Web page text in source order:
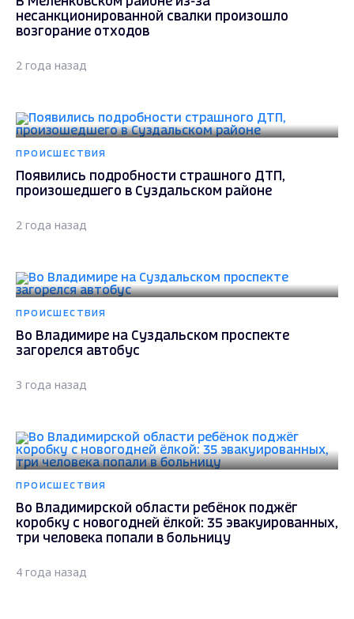
несанкционированной свалки произошло
возгорание отходов
2 года назад
ПРОИСШЕСТВИЯ
Появились подробности страшного ДТП,
произошедшего в Суздальском районе
2 года назад
ПРОИСШЕСТВИЯ
Во Владимире на Суздальском проспекте
загорелся автобус
3 года назад
ПРОИСШЕСТВИЯ
Во Владимирской области ребёнок поджёг
коробку с новогодней ёлкой: 35 эвакуированных,
три человека попали в больницу
4 года назад